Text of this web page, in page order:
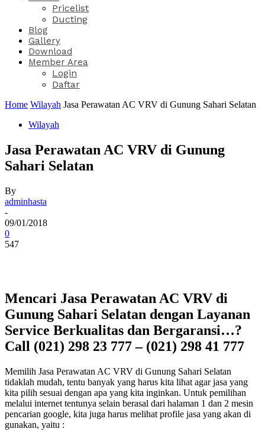
Pricelist
Ducting
Blog
Gallery
Download
Member Area
Login
Daftar
Home Wilayah Jasa Perawatan AC VRV di Gunung Sahari Selatan
Wilayah
Jasa Perawatan AC VRV di Gunung
Sahari Selatan
By
adminhasta
-
09/01/2018
0
547
Mencari Jasa Perawatan AC VRV di
Gunung Sahari Selatan dengan Layanan
Service Berkualitas dan Bergaransi…?
Call (021) 298 23 777 – (021) 298 41 777
Memilih Jasa Perawatan AC VRV di Gunung Sahari Selatan
tidaklah mudah, tentu banyak yang harus kita lihat agar jasa yang
kita pilih sesuai dengan apa yang kita inginkan. Untuk pemilihan
melalui internet tentunya selain berasal dari halaman 1 dan 2 mesin
pencarian google, kita juga harus melihat profile jasa yang akan di
gunakan, yaitu :